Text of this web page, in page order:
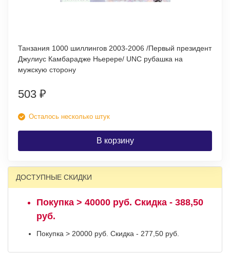
Танзания 1000 шиллингов 2003-2006 /Первый президент
Джулиус Камбарадже Ньерере/ UNC рубашка на
мужскую сторону
503 ₽
Осталось несколько штук
В корзину
ДОСТУПНЫЕ СКИДКИ
Покупка > 40000 руб. Скидка - 388,50
руб.
Покупка > 20000 руб. Скидка - 277,50 руб.